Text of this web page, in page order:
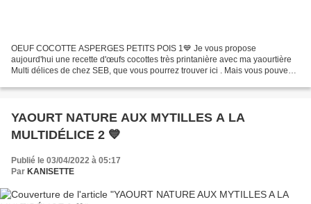
OEUF COCOTTE ASPERGES PETITS POIS 1💙 Je vous propose
aujourd'hui une recette d'œufs cocottes très printanière avec ma yaourtière
Multi délices de chez SEB, que vous pourrez trouver ici . Mais vous pouvez
YAOURT NATURE AUX MYTILLES A LA
MULTIDÉLICE 2 💙
Publié le 03/04/2022 à 05:17
Par KANISETTE